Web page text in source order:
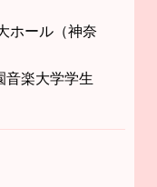
ホール（神奈
音楽大学学生